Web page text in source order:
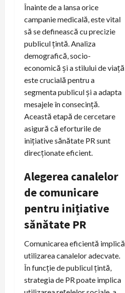
Înainte de a lansa orice
campanie medicală, este vital
să se definească cu precizie
publicul țintă. Analiza
demografică, socio-
economică și a stilului de viață
este crucială pentru a
segmenta publicul și a adapta
mesajele în consecință.
Această etapă de cercetare
asigură că eforturile de
inițiative sănătate PR sunt
direcționate eficient.
Alegerea canalelor
de comunicare
pentru inițiative
sănătate PR
Comunicarea eficientă implică
utilizarea canalelor adecvate.
În funcție de publicul țintă,
strategia de PR poate implica